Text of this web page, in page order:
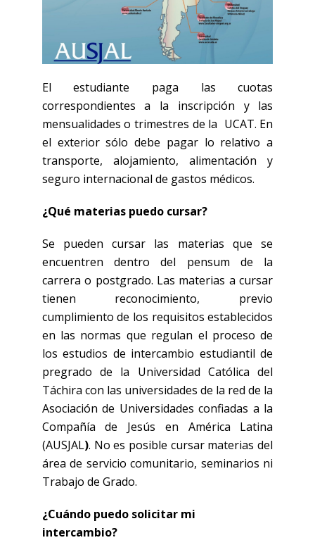
El estudiante paga las cuotas
correspondientes a la inscripción y las
mensualidades o trimestres de la UCAT. En
el exterior sólo debe pagar lo relativo a
transporte, alojamiento, alimentación y
seguro internacional de gastos médicos.
¿Qué materias puedo cursar?
Se pueden cursar las materias que se
encuentren dentro del pensum de la
carrera o postgrado. Las materias a cursar
tienen reconocimiento, previo
cumplimiento de los requisitos establecidos
en las normas que regulan el proceso de
los estudios de intercambio estudiantil de
pregrado de la Universidad Católica del
Táchira con las universidades de la red de la
Asociación de Universidades confiadas a la
Compañía de Jesús en América Latina
(AUSJAL). No es posible cursar materias del
área de servicio comunitario, seminarios ni
Trabajo de Grado.
¿Cuándo puedo solicitar mi
intercambio?